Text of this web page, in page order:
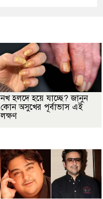
নখ হলদে হয়ে যাচ্ছে? জানুন
কোন অসুখের পূর্বাভাস এই
লক্ষণ